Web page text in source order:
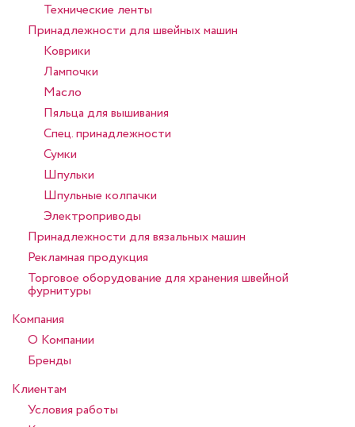
Технические ленты
Принадлежности для швейных машин
Коврики
Лампочки
Масло
Пяльца для вышивания
Спец. принадлежности
Сумки
Шпульки
Шпульные колпачки
Электроприводы
Принадлежности для вязальных машин
Рекламная продукция
Торговое оборудование для хранения швейной
фурнитуры
Компания
О Компании
Бренды
Клиентам
Условия работы